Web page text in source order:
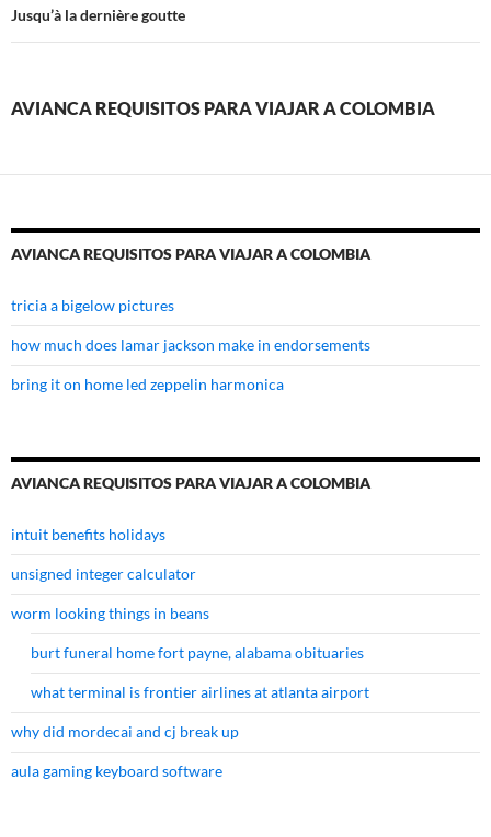
requisitos
viajar
colombia
Jusqu’à la dernière goutte
AVIANCA REQUISITOS PARA VIAJAR A COLOMBIA
AVIANCA REQUISITOS PARA VIAJAR A COLOMBIA
tricia a bigelow pictures
how much does lamar jackson make in endorsements
bring it on home led zeppelin harmonica
AVIANCA REQUISITOS PARA VIAJAR A COLOMBIA
intuit benefits holidays
unsigned integer calculator
worm looking things in beans
burt funeral home fort payne, alabama obituaries
what terminal is frontier airlines at atlanta airport
why did mordecai and cj break up
aula gaming keyboard software